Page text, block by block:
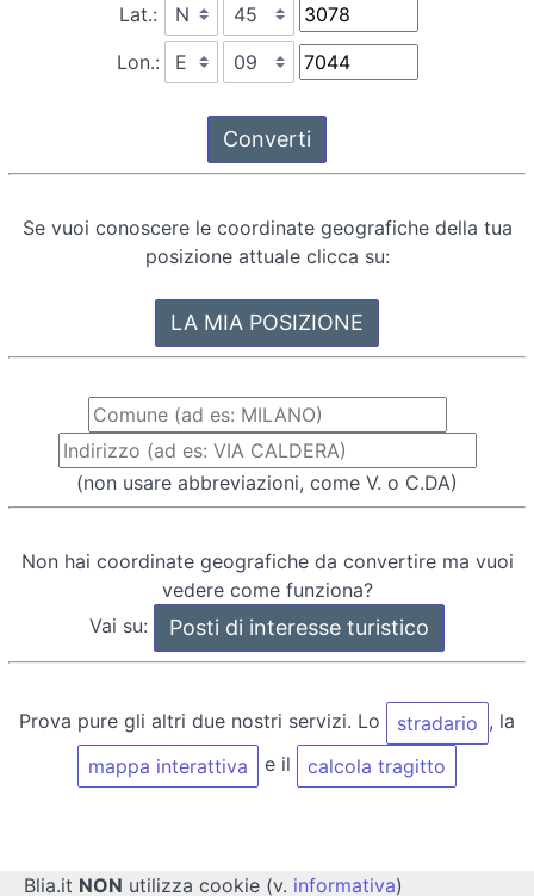
Lat.:
Lon.:
Se vuoi conoscere le coordinate geografiche della tua
posizione attuale clicca su:
(non usare abbreviazioni, come V. o C.DA)
Non hai coordinate geografiche da convertire ma vuoi
vedere come funziona?
Vai su:
Prova pure gli altri due nostri servizi. Lo stradario , la
mappa interattiva
e il calcola tragitto
Blia.it NON utilizza cookie (v. informativa)